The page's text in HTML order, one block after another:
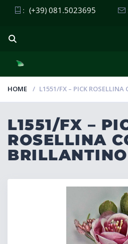
: (+39) 081.5023695
HOME L1551/FX – PICK
L1551/FX –
ROSELLINA
BRILLANTINO